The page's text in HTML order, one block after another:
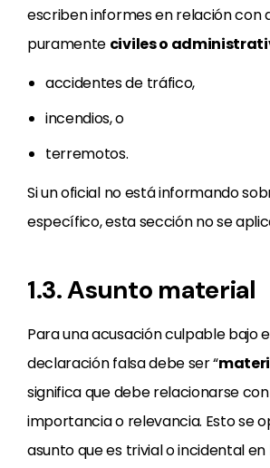
escriben informes en relación con
puramente civiles o
accidentes de tráfico,
incendios, o
terremotos.
Si un oficial no está informando
específico, esta sección no se
1.3. Asunto material
Para una acusación culpable bajo el
declaración falsa debe ser “
significa que debe relacionarse
importancia o relevancia. Esto se
asunto que es trivial o incidental